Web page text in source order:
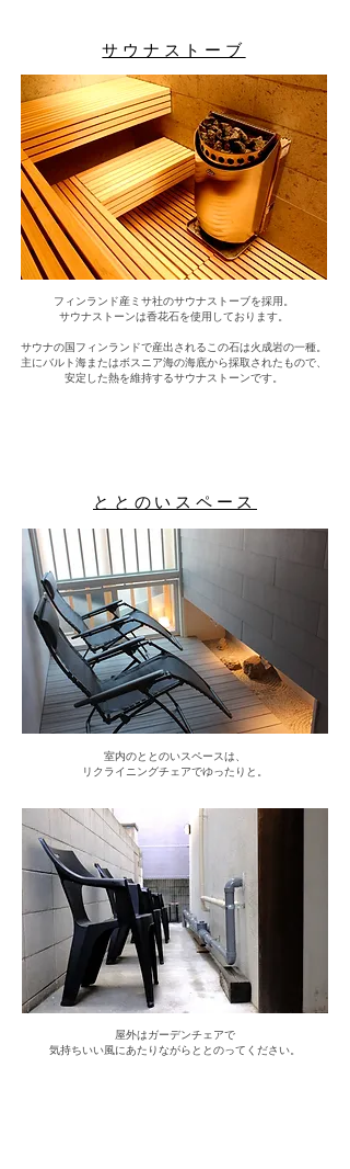
サウナストーブ
フィンランド産ミサ社のサウナストーブを採用。
サウナストーンは香花石を使用しております。
サウナの国フィンランドで産出されるこの石は火成岩の一種。
主にバルト海またはボスニア海の海底から採取されたもので、
安定した熱を維持するサウナストーンです。
ととのいスペース
室内のととのいスペースは、
リクライニングチェアでゆったりと。
屋外はガーデンチェアで
気持ちいい風にあたりながらととのってください。